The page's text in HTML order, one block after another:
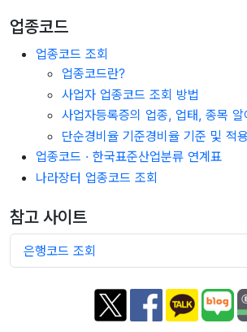
업종코드
업종코드 조회
업종코드란?
사업자 업종코드 조회 방법
사업자등록증의 업종, 업태, 종목 알
단순경비율 기준경비율 기준 및 적
업종코드 · 한국표준산업분류 연계표
나라장터 업종코드 조회
참고 사이트
은행코드 조회